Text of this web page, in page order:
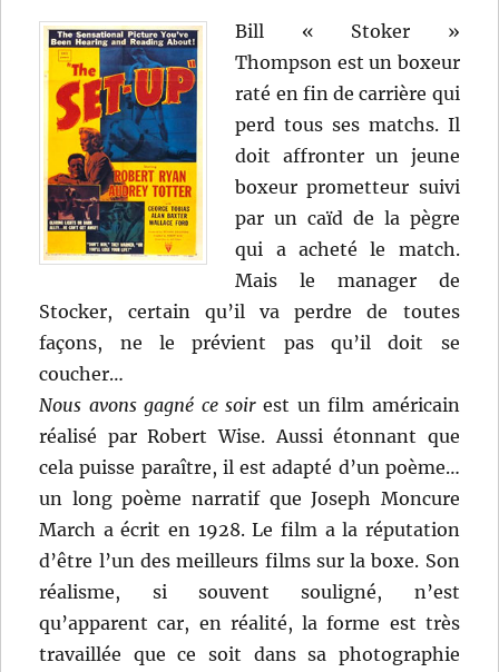
Bill « Stoker »
Thompson est un boxeur
raté en fin de carrière qui
perd tous ses matchs. Il
doit affronter un jeune
boxeur prometteur suivi
par un caïd de la pègre
qui a acheté le match.
Mais le manager de
Stocker, certain qu’il va perdre de toutes
façons, ne le prévient pas qu’il doit se
coucher…
Nous avons gagné ce soir est un film américain
réalisé par Robert Wise. Aussi étonnant que
cela puisse paraître, il est adapté d’un poème…
un long poème narratif que Joseph Moncure
March a écrit en 1928. Le film a la réputation
d’être l’un des meilleurs films sur la boxe. Son
réalisme, si souvent souligné, n’est
qu’apparent car, en réalité, la forme est très
travaillée que ce soit dans sa photographie